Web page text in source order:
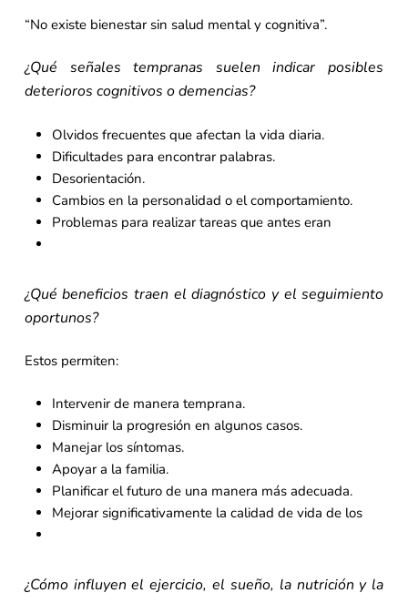
“No existe bienestar sin salud mental y cognitiva”.
¿Qué señales tempranas suelen indicar posibles
deterioros cognitivos o demencias?
Olvidos frecuentes que afectan la vida diaria.
Dificultades para encontrar palabras.
Desorientación.
Cambios en la personalidad o el comportamiento.
Problemas para realizar tareas que antes eran
¿Qué beneficios traen el diagnóstico y el seguimiento
oportunos?
Estos permiten:
Intervenir de manera temprana.
Disminuir la progresión en algunos casos.
Manejar los síntomas.
Apoyar a la familia.
Planificar el futuro de una manera más adecuada.
Mejorar significativamente la calidad de vida de los
¿Cómo influyen el ejercicio, el sueño, la nutrición y la